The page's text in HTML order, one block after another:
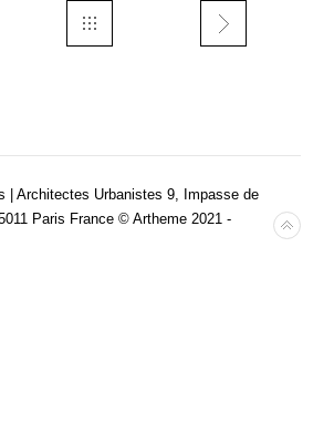
| Architectes Urbanistes 9, Impasse de
Paris France © Artheme 2021 -